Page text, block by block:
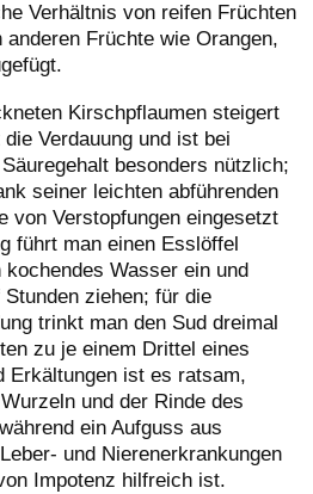
Verhältnis von reifen Früchten
Früchte wie Orangen,
Kirschpflaumen steigert
Verdauung und ist bei
besonders nützlich;
seiner leichten abführenden
von Verstopfungen eingesetzt
führt man einen Esslöffel
Wasser ein und
ziehen; für die
trinkt man den Sud dreimal
zu je einem Drittel eines
Erkältungen ist es ratsam,
und der Rinde des
ein Aufguss aus
und Nierenerkrankungen
Impotenz hilfreich ist.